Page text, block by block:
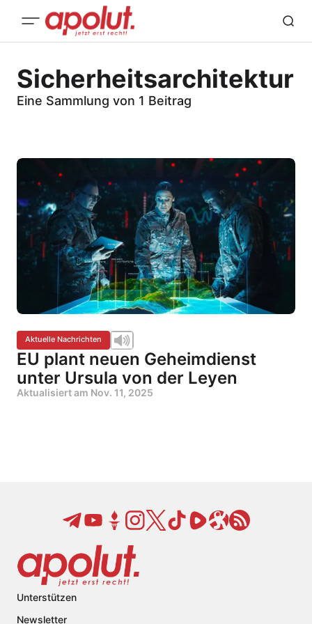
Sicherheitsarchitektur
Eine Sammlung von 1 Beitrag
Aktuelle Nachrichten
EU plant neuen Geheimdienst
unter Ursula von der Leyen
Aktualisiert am Nov. 11, 2025
Unterstützen
Newsletter